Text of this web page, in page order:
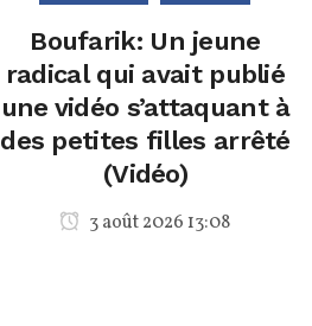
Boufarik: Un jeune
radical qui avait publié
une vidéo s’attaquant à
des petites filles arrêté
(Vidéo)
3 août 2026 13:08